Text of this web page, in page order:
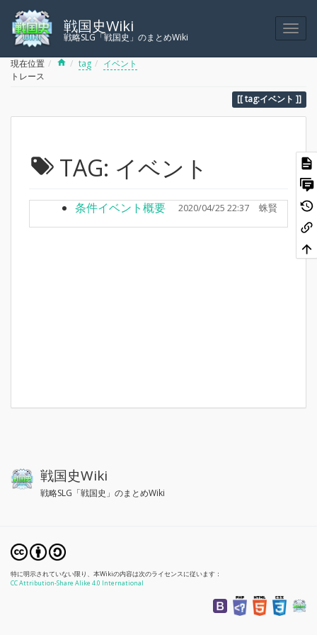
戦国史Wiki
戦略SLG「戦国史」のまとめWiki
現在位置 Home
tag
イベント
トレース
tag:イベント
TAG: イベント
条件イベント概要 2020/04/25 22:37 蛛賢
戦国史Wiki
戦略SLG「戦国史」のまとめWiki
特に明示されていない限り、本Wikiの内容は次のライセンスに従います：
CC Attribution-Share Alike 4.0 International